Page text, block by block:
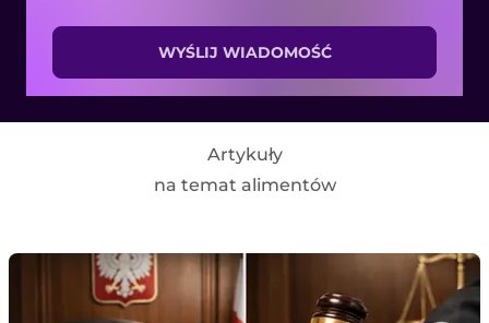
WYŚLIJ WIADOMOŚĆ
Artykuły
na temat alimentów